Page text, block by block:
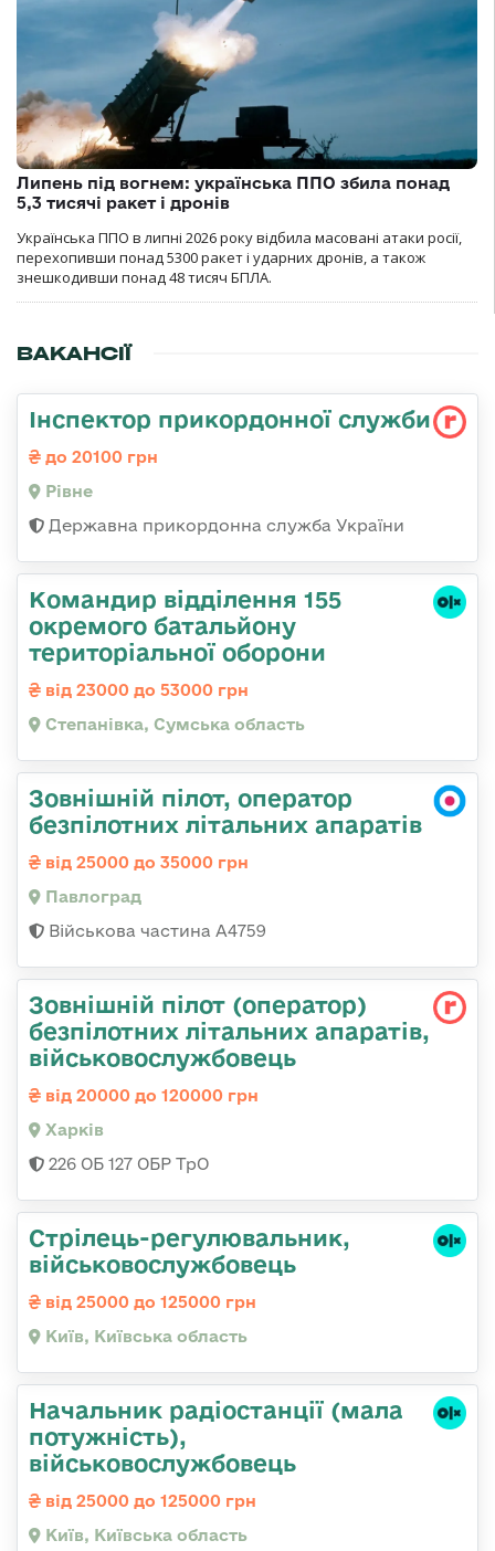
Липень під вогнем: українська ППО збила понад
5,3 тисячі ракет і дронів
Українська ППО в липні 2026 року відбила масовані атаки росії,
перехопивши понад 5300 ракет і ударних дронів, а також
знешкодивши понад 48 тисяч БПЛА.
ВАКАНСІЇ
Інспектор прикордонної служби
до 20100 грн
Рівне
Державна прикордонна служба України
Командир відділення 155
окремого батальйону
територіальної оборони
від 23000 до 53000 грн
Степанівка, Сумська область
Зовнішній пілот, оператор
безпілотних літальних апаратів
від 25000 до 35000 грн
Павлоград
Військова частина А4759
Зовнішній пілот (оператор)
безпілотних літальних апаратів,
військовослужбовець
від 20000 до 120000 грн
Харків
226 ОБ 127 ОБР ТрО
Стpілець-регулювальник,
військовослужбовець
від 25000 до 125000 грн
Київ, Київська область
Начальник pадіостанції (мала
потужність),
військовослужбовець
від 25000 до 125000 грн
Київ, Київська область